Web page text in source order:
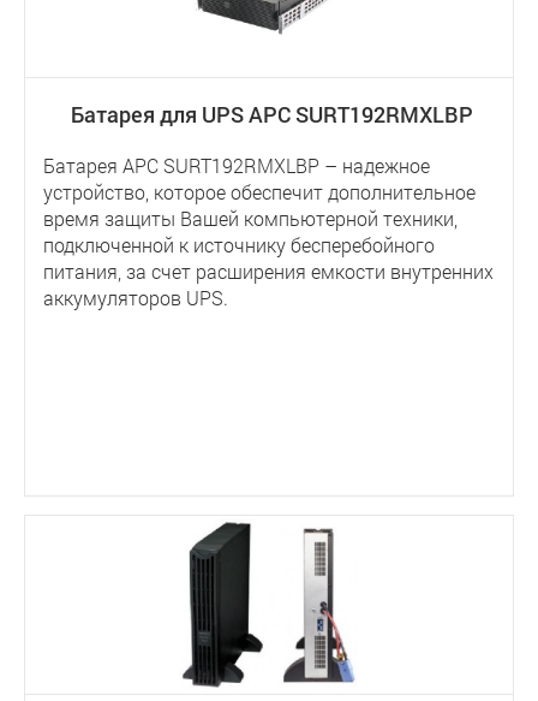
Батарея для UPS APC SURT192RMXLBP
Батарея APC SURT192RMXLBP – надежное
устройство, которое обеспечит дополнительное
время защиты Вашей компьютерной техники,
подключенной к источнику бесперебойного
питания, за счет расширения емкости внутренних
аккумуляторов UPS.